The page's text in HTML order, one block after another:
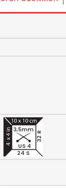
24 S
32 R
3,5mm
US 4